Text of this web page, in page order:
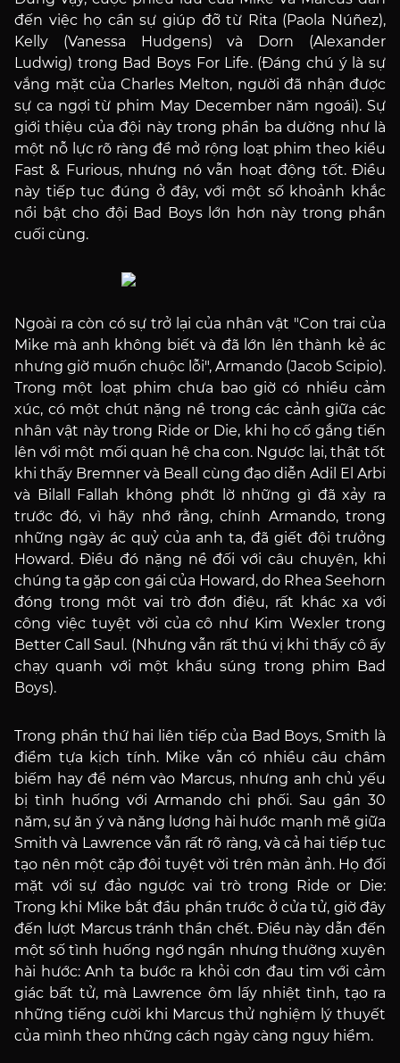
đến việc họ cần sự giúp đỡ từ Rita (Paola Núñez),
Kelly (Vanessa Hudgens) và Dorn (Alexander
Ludwig) trong Bad Boys For Life. (Đáng chú ý là sự
vắng mặt của Charles Melton, người đã nhận được
sự ca ngợi từ phim May December năm ngoái). Sự
giới thiệu của đội này trong phần ba dường như là
một nỗ lực rõ ràng để mở rộng loạt phim theo kiểu
Fast & Furious, nhưng nó vẫn hoạt động tốt. Điều
này tiếp tục đúng ở đây, với một số khoảnh khắc
nổi bật cho đội Bad Boys lớn hơn này trong phần
cuối cùng.
Ngoài ra còn có sự trở lại của nhân vật "Con trai của
Mike mà anh không biết và đã lớn lên thành kẻ ác
nhưng giờ muốn chuộc lỗi", Armando (Jacob Scipio).
Trong một loạt phim chưa bao giờ có nhiều cảm
xúc, có một chút nặng nề trong các cảnh giữa các
nhân vật này trong Ride or Die, khi họ cố gắng tiến
lên với một mối quan hệ cha con. Ngược lại, thật tốt
khi thấy Bremner và Beall cùng đạo diễn Adil El Arbi
và Bilall Fallah không phớt lờ những gì đã xảy ra
trước đó, vì hãy nhớ rằng, chính Armando, trong
những ngày ác quỷ của anh ta, đã giết đội trưởng
Howard. Điều đó nặng nề đối với câu chuyện, khi
chúng ta gặp con gái của Howard, do Rhea Seehorn
đóng trong một vai trò đơn điệu, rất khác xa với
công việc tuyệt vời của cô như Kim Wexler trong
Better Call Saul. (Nhưng vẫn rất thú vị khi thấy cô ấy
chạy quanh với một khẩu súng trong phim Bad
Boys).
Trong phần thứ hai liên tiếp của Bad Boys, Smith là
điểm tựa kịch tính. Mike vẫn có nhiều câu châm
biếm hay để ném vào Marcus, nhưng anh chủ yếu
bị tình huống với Armando chi phối. Sau gần 30
năm, sự ăn ý và năng lượng hài hước mạnh mẽ giữa
Smith và Lawrence vẫn rất rõ ràng, và cả hai tiếp tục
tạo nên một cặp đôi tuyệt vời trên màn ảnh. Họ đối
mặt với sự đảo ngược vai trò trong Ride or Die:
Trong khi Mike bắt đầu phần trước ở cửa tử, giờ đây
đến lượt Marcus tránh thần chết. Điều này dẫn đến
một số tình huống ngớ ngẩn nhưng thường xuyên
hài hước: Anh ta bước ra khỏi cơn đau tim với cảm
giác bất tử, mà Lawrence ôm lấy nhiệt tình, tạo ra
những tiếng cười khi Marcus thử nghiệm lý thuyết
của mình theo những cách ngày càng nguy hiểm.